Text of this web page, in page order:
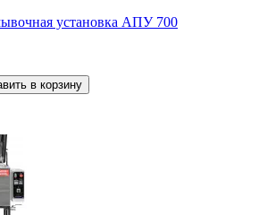
установка АПУ 700
в корзину